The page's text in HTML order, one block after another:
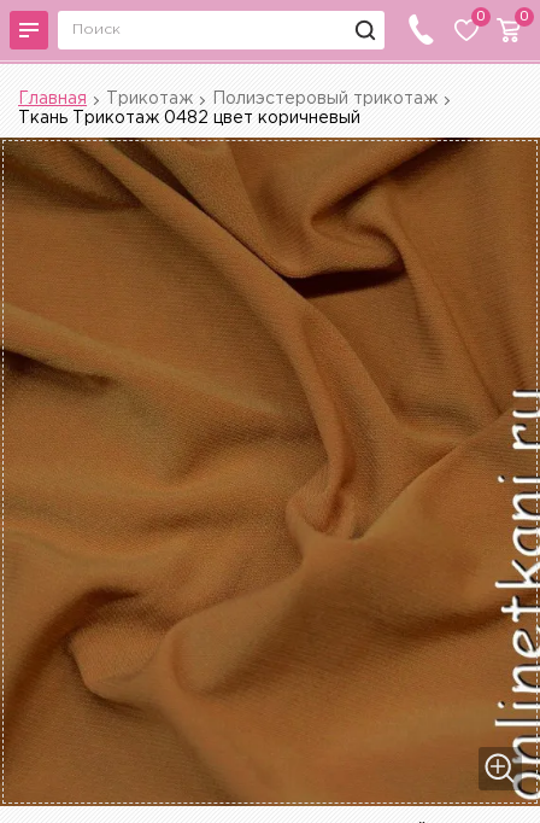
0 0
Главная Трикотаж
Полиэстеровый трикотаж
Ткань Трикотаж 0482 цвет коричневый